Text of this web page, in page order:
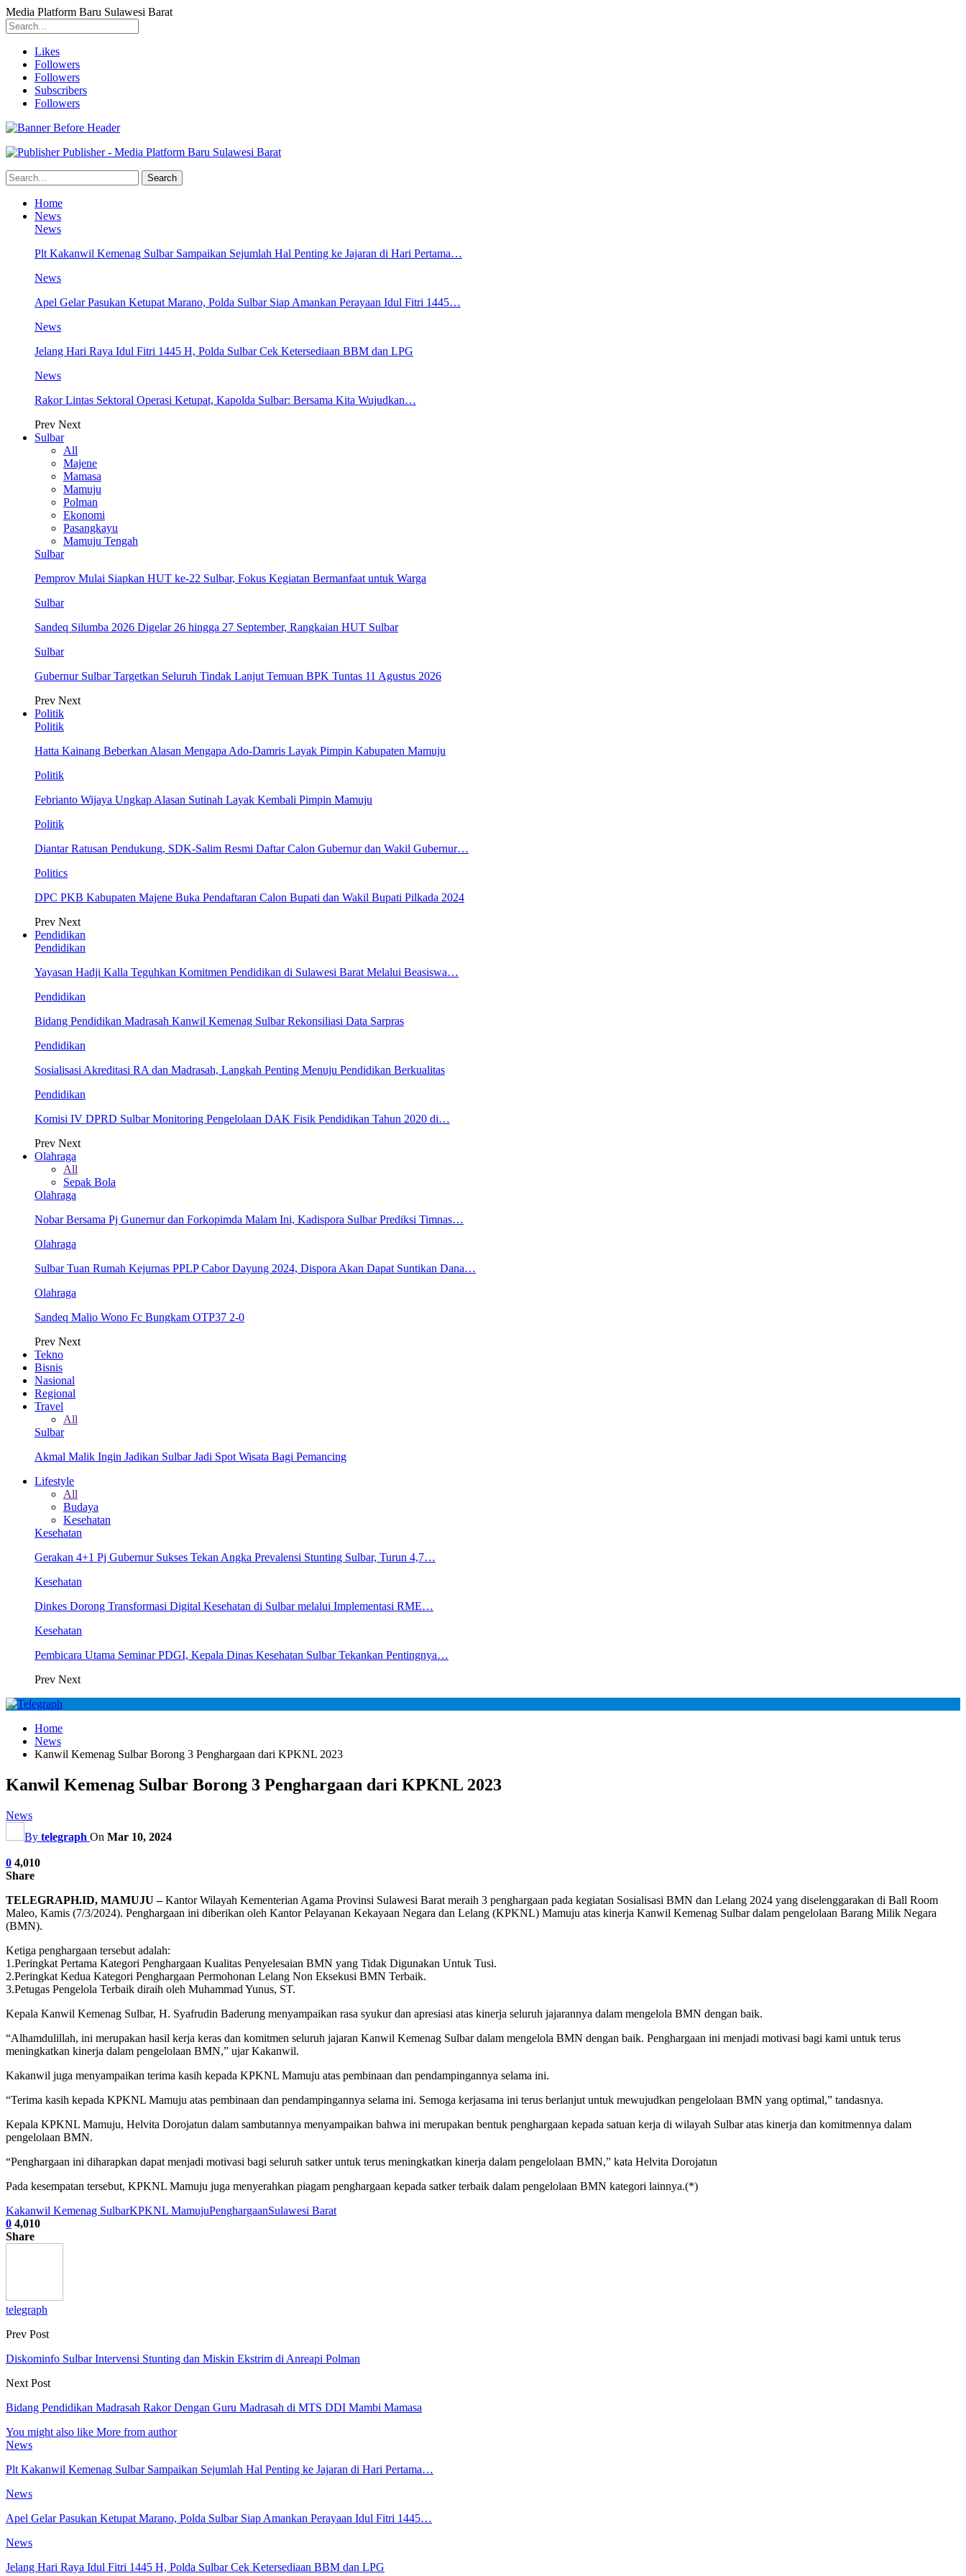
Media Platform Baru Sulawesi Barat
Likes
Followers
Followers
Subscribers
Followers
Publisher - Media Platform Baru Sulawesi Barat
Home
News
News
Plt Kakanwil Kemenag Sulbar Sampaikan Sejumlah Hal Penting ke Jajaran di Hari Pertama…
News
Apel Gelar Pasukan Ketupat Marano, Polda Sulbar Siap Amankan Perayaan Idul Fitri 1445…
News
Jelang Hari Raya Idul Fitri 1445 H, Polda Sulbar Cek Ketersediaan BBM dan LPG
News
Rakor Lintas Sektoral Operasi Ketupat, Kapolda Sulbar: Bersama Kita Wujudkan…
Prev Next
Sulbar
All
Majene
Mamasa
Mamuju
Polman
Ekonomi
Pasangkayu
Mamuju Tengah
Sulbar
Pemprov Mulai Siapkan HUT ke-22 Sulbar, Fokus Kegiatan Bermanfaat untuk Warga
Sulbar
Sandeq Silumba 2026 Digelar 26 hingga 27 September, Rangkaian HUT Sulbar
Sulbar
Gubernur Sulbar Targetkan Seluruh Tindak Lanjut Temuan BPK Tuntas 11 Agustus 2026
Prev Next
Politik
Politik
Hatta Kainang Beberkan Alasan Mengapa Ado-Damris Layak Pimpin Kabupaten Mamuju
Politik
Febrianto Wijaya Ungkap Alasan Sutinah Layak Kembali Pimpin Mamuju
Politik
Diantar Ratusan Pendukung, SDK-Salim Resmi Daftar Calon Gubernur dan Wakil Gubernur…
Politics
DPC PKB Kabupaten Majene Buka Pendaftaran Calon Bupati dan Wakil Bupati Pilkada 2024
Prev Next
Pendidikan
Pendidikan
Yayasan Hadji Kalla Teguhkan Komitmen Pendidikan di Sulawesi Barat Melalui Beasiswa…
Pendidikan
Bidang Pendidikan Madrasah Kanwil Kemenag Sulbar Rekonsiliasi Data Sarpras
Pendidikan
Sosialisasi Akreditasi RA dan Madrasah, Langkah Penting Menuju Pendidikan Berkualitas
Pendidikan
Komisi IV DPRD Sulbar Monitoring Pengelolaan DAK Fisik Pendidikan Tahun 2020 di…
Prev Next
Olahraga
All
Sepak Bola
Olahraga
Nobar Bersama Pj Gunernur dan Forkopimda Malam Ini, Kadispora Sulbar Prediksi Timnas…
Olahraga
Sulbar Tuan Rumah Kejurnas PPLP Cabor Dayung 2024, Dispora Akan Dapat Suntikan Dana…
Olahraga
Sandeq Malio Wono Fc Bungkam OTP37 2-0
Prev Next
Tekno
Bisnis
Nasional
Regional
Travel
All
Sulbar
Akmal Malik Ingin Jadikan Sulbar Jadi Spot Wisata Bagi Pemancing
Lifestyle
All
Budaya
Kesehatan
Kesehatan
Gerakan 4+1 Pj Gubernur Sukses Tekan Angka Prevalensi Stunting Sulbar, Turun 4,7…
Kesehatan
Dinkes Dorong Transformasi Digital Kesehatan di Sulbar melalui Implementasi RME…
Kesehatan
Pembicara Utama Seminar PDGI, Kepala Dinas Kesehatan Sulbar Tekankan Pentingnya…
Prev Next
Home
News
Kanwil Kemenag Sulbar Borong 3 Penghargaan dari KPKNL 2023
Kanwil Kemenag Sulbar Borong 3 Penghargaan dari KPKNL 2023
News
By telegraph On Mar 10, 2024
0 4,010
Share
TELEGRAPH.ID, MAMUJU –Kantor Wilayah Kementerian Agama Provinsi Sulawesi Barat meraih 3 penghargaan pada kegiatan​​​​​​ Sosialisasi BMN​​​​​​​ dan​​​​​​​​​​​​​​ Lelang 2024 yang diselenggarakan di Ball Room
Maleo, Kamis (7/3/2024). Penghargaan ini diberikan oleh Kantor Pelayanan Kekayaan Negara dan Lelang (KPKNL) Mamuju atas kinerja Kanwil Kemenag Sulbar dalam pengelolaan Barang Milik Negara
(BMN).
Ketiga penghargaan tersebut adalah:
1.Peringkat Pertama Kategori Penghargaan Kualitas Penyelesaian BMN yang Tidak Digunakan Untuk Tusi.
2.Peringkat Kedua Kategori Penghargaan Permohonan Lelang Non Eksekusi BMN Terbaik.
3.Petugas Pengelola Terbaik diraih oleh Muhammad Yunus, ST.
Kepala Kanwil Kemenag Sulbar, H. Syafrudin Baderung menyampaikan rasa syukur dan apresiasi atas kinerja seluruh jajarannya dalam mengelola BMN dengan baik.
“Alhamdulillah, ini merupakan hasil kerja keras dan komitmen seluruh jajaran Kanwil Kemenag Sulbar dalam mengelola BMN dengan baik. Penghargaan ini menjadi motivasi bagi kami untuk terus
meningkatkan kinerja dalam pengelolaan BMN,” ujar Kakanwil.
Kakanwil juga menyampaikan terima kasih kepada KPKNL Mamuju atas pembinaan dan pendampingannya selama ini.
“Terima kasih kepada KPKNL Mamuju atas pembinaan dan pendampingannya selama ini. Semoga kerjasama ini terus berlanjut untuk mewujudkan pengelolaan BMN yang optimal,” tandasnya.
Kepala KPKNL Mamuju, Helvita Dorojatun dalam sambutannya menyampaikan bahwa ini merupakan bentuk penghargaan kepada satuan kerja di wilayah Sulbar atas kinerja dan komitmennya dalam
pengelolaan BMN.
“Penghargaan ini diharapkan dapat menjadi motivasi bagi seluruh satker untuk terus meningkatkan kinerja dalam pengelolaan BMN,” kata Helvita Dorojatun
Pada kesempatan tersebut, KPKNL Mamuju juga menyerahkan piagam penghargaan kepada satker terbaik dalam pengelolaan BMN kategori lainnya.(*)
Kakanwil Kemenag SulbarKPKNL MamujuPenghargaanSulawesi Barat
0 4,010
Share
telegraph
Prev Post
Diskominfo Sulbar Intervensi Stunting dan Miskin Ekstrim di Anreapi Polman
Next Post
Bidang Pendidikan Madrasah Rakor Dengan Guru Madrasah di MTS DDI Mambi Mamasa
You might also like More from author
News
Plt Kakanwil Kemenag Sulbar Sampaikan Sejumlah Hal Penting ke Jajaran di Hari Pertama…
News
Apel Gelar Pasukan Ketupat Marano, Polda Sulbar Siap Amankan Perayaan Idul Fitri 1445…
News
Jelang Hari Raya Idul Fitri 1445 H, Polda Sulbar Cek Ketersediaan BBM dan LPG